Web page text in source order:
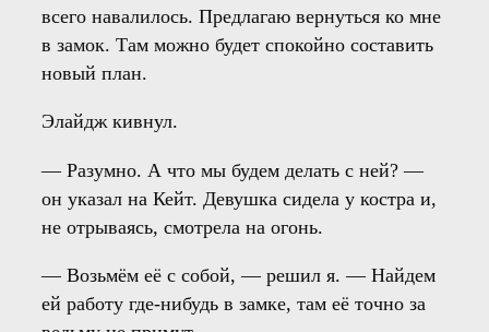
всего навалилось. Предлагаю вернуться ко мне
в замок. Там можно будет спокойно составить
новый план.
Элайдж кивнул.
— Разумно. А что мы будем делать с ней? —
он указал на Кейт. Девушка сидела у костра и,
не отрываясь, смотрела на огонь.
— Возьмём её с собой, — решил я. — Найдем
ей работу где-нибудь в замке, там её точно за